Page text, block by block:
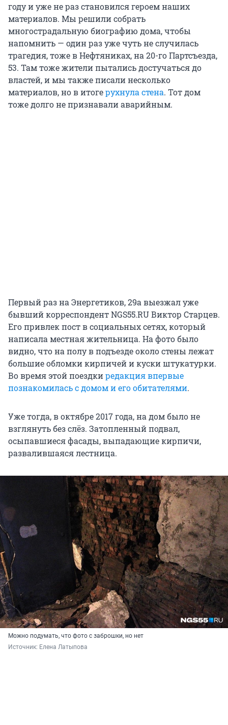
году и уже не раз становился героем наших
материалов. Мы решили собрать
многострадальную биографию дома, чтобы
напомнить — один раз уже чуть не случилась
трагедия, тоже в Нефтяниках, на 20-го Партсъезда,
53. Там тоже жители пытались достучаться до
властей, и мы также писали несколько
материалов, но в итогерухнула стена. Тот дом
тоже долго не признавали аварийным.
Первый раз на Энергетиков, 29а выезжал уже
бывший корреспондент NGS55.RU Виктор Старцев.
Его привлек пост в социальных сетях, который
написала местная жительница. На фото было
видно, что на полу в подъезде около стены лежат
большие обломки кирпичей и куски штукатурки.
Во время этой поездкиредакция впервые
познакомилась с домом и его обитателями.
Уже тогда, в октябре 2017 года, на дом было не
взглянуть без слёз. Затопленный подвал,
осыпавшиеся фасады, выпадающие кирпичи,
развалившаяся лестница.
Можно подумать, что фото с заброшки, но нет
Источник: Елена Латыпова